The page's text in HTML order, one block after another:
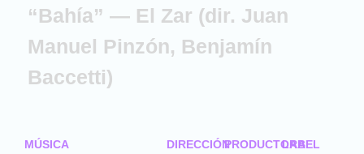
“Bahía” — El Zar (dir. Juan
Manuel Pinzón, Benjamín
Baccetti)
MÚSICA
DIRECCIÓNPRODUCTORA
LABEL